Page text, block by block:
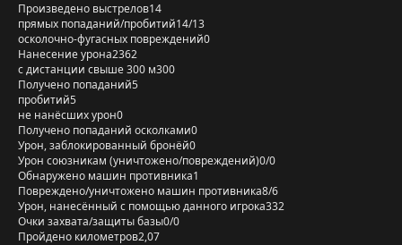
Произведено выстрелов14
прямых попаданий/пробитий14/13
осколочно-фугасных повреждений0
Нанесение урона2362
с дистанции свыше 300 м300
Получено попаданий5
пробитий5
не нанёсших урон0
Получено попаданий осколками0
Урон, заблокированный бронёй0
Урон союзникам (уничтожено/повреждений)0/0
Обнаружено машин противника1
Повреждено/уничтожено машин противника8/6
Урон, нанесённый с помощью данного игрока332
Очки захвата/защиты базы0/0
Пройдено километров2,07